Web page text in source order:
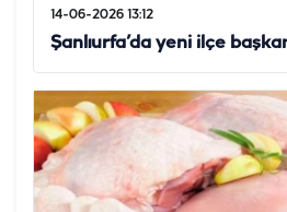
14-06-2026 13:12
Şanlıurfa’da yeni ilçe